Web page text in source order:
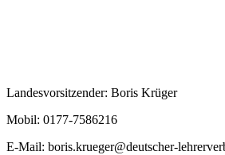
Landesvorsitzender: Boris Krüger
Mobil: 0177-7586216
E-Mail: boris.krueger@deutscher-